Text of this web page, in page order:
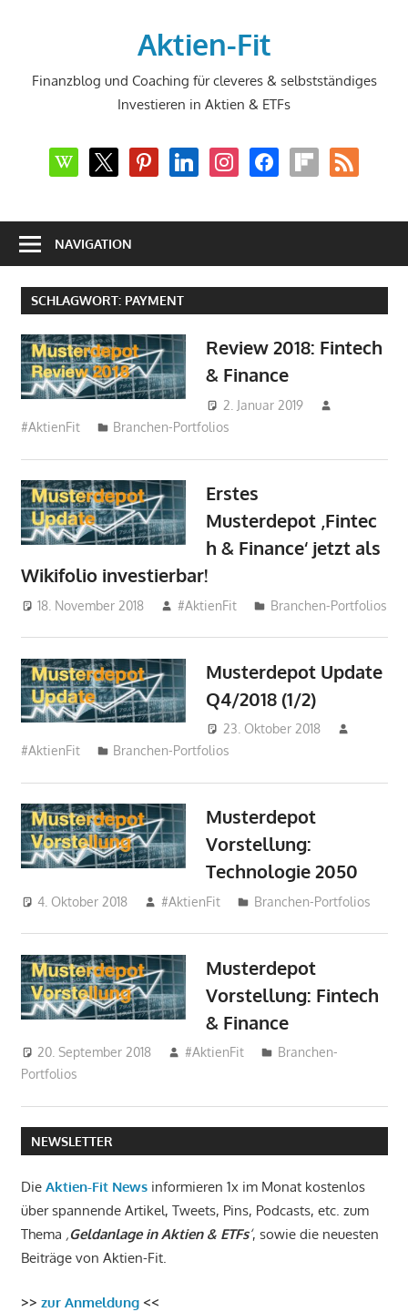
Aktien-Fit
Finanzblog und Coaching für cleveres & selbstständiges
Investieren in Aktien & ETFs
wikipedia
x pinterestlinkedininstagramfacebookflipboard
rss
NAVIGATION
SCHLAGWORT: PAYMENT
Review 2018: Fintech
& Finance
2. Januar 2019
#AktienFit
Branchen-Portfolios
Erstes
Musterdepot ‚Fintec
h & Finance‘ jetzt als
Wikifolio investierbar!
18. November 2018 #AktienFit Branchen-Portfolios
Musterdepot Update
Q4/2018 (1/2)
23. Oktober 2018
#AktienFit
Branchen-Portfolios
Musterdepot
Vorstellung:
Technologie 2050
4. Oktober 2018 #AktienFit Branchen-Portfolios
Musterdepot
Vorstellung: Fintech
& Finance
20. September 2018 #AktienFit
Branchen-
Portfolios
NEWSLETTER
Die Aktien-Fit Newsinformieren 1x im Monat kostenlos
über spannende Artikel, Tweets, Pins, Podcasts, etc. zum
Thema ‚Geldanlage in Aktien & ETFs‘, sowie die neuesten
Beiträge von Aktien-Fit.
>> zur Anmeldung<<